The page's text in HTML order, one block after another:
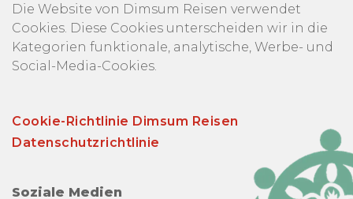
Die Website von Dimsum Reisen verwendet
Cookies. Diese Cookies unterscheiden wir in die
Kategorien funktionale, analytische, Werbe- und
Social-Media-Cookies.
Cookie-Richtlinie Dimsum Reisen
Datenschutzrichtlinie
Soziale Medien